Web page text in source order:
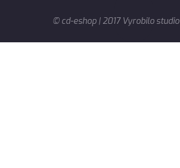
© cd-eshop | 2017 Vyrobilo studio